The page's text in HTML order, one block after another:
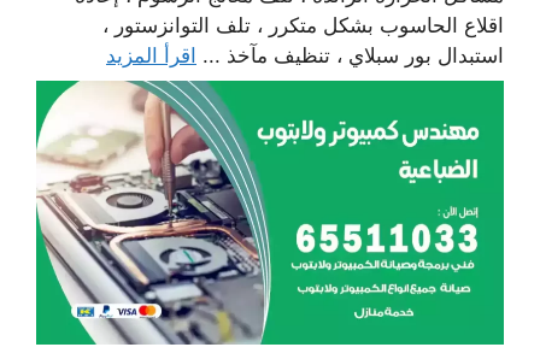
اقلاع الحاسوب بشكل متكرر ، تلف التوانزستور ،
استبدال بور سبلاي ، تنظيف مآخذ ... اقرأ المزيد